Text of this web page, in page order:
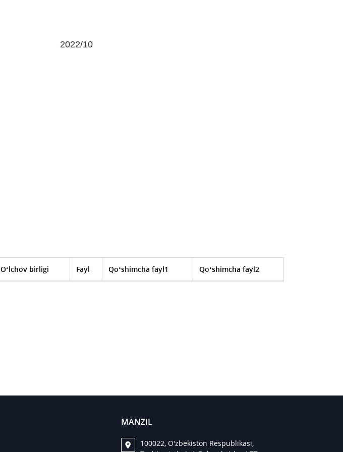
2022/10
O‘lchov birligi Fayl Qo‘shimcha fayl1 Qo‘shimcha fayl2
MANZIL
100022, O'zbekiston Respublikasi,